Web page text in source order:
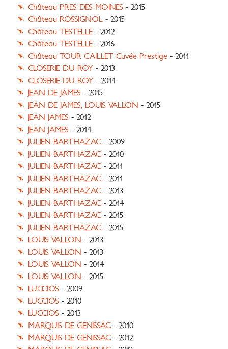
Château PRES DES MOINES - 2015
Château ROSSIGNOL - 2015
Château TESTELLE - 2012
Château TESTELLE - 2016
Château TOUR CAILLET Cuvée Prestige - 2011
CLOSERIE DU ROY - 2013
CLOSERIE DU ROY - 2014
JEAN DE JAMES - 2015
JEAN DE JAMES, LOUIS VALLON - 2015
JEAN JAMES - 2012
JEAN JAMES - 2014
JULIEN BARTHAZAC - 2009
JULIEN BARTHAZAC - 2010
JULIEN BARTHAZAC - 2011
JULIEN BARTHAZAC - 2011
JULIEN BARTHAZAC - 2013
JULIEN BARTHAZAC - 2014
JULIEN BARTHAZAC - 2015
JULIEN BARTHAZAC - 2015
LOUIS VALLON - 2013
LOUIS VALLON - 2013
LOUIS VALLON - 2014
LOUIS VALLON - 2015
LUCCIOS - 2009
LUCCIOS - 2010
LUCCIOS - 2013
MARQUIS DE GENISSAC - 2010
MARQUIS DE GENISSAC - 2012